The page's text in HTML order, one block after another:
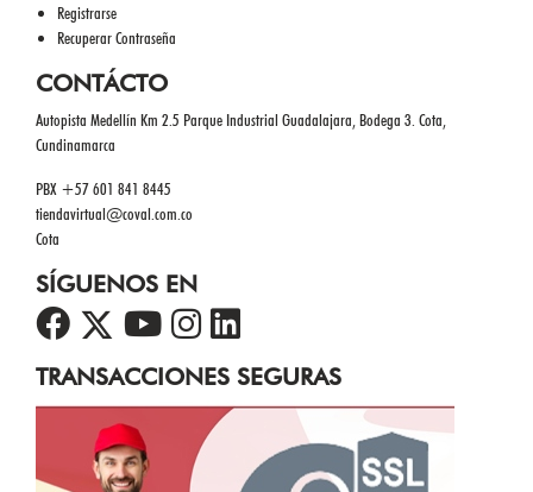
Registrarse
Recuperar Contraseña
CONTÁCTO
Autopista Medellín Km 2.5 Parque Industrial Guadalajara, Bodega 3. Cota,
Cundinamarca
PBX +57 601 841 8445
tiendavirtual@coval.com.co
Cota
SÍGUENOS EN
TRANSACCIONES SEGURAS